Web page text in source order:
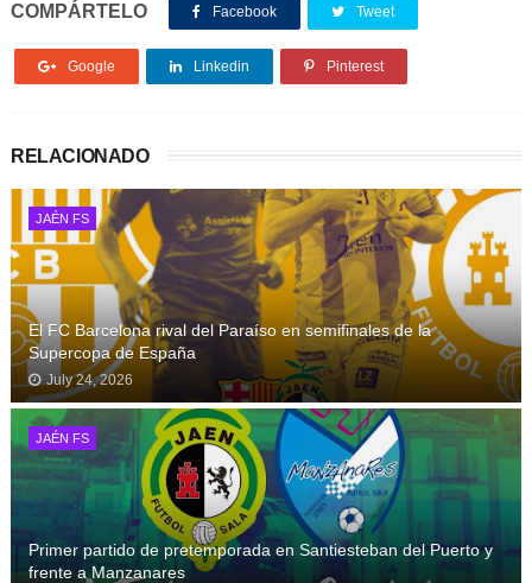
COMPÁRTELO Facebook Tweet
Google Linkedin Pinterest
RELACIONADO
JAÉN FS
El FC Barcelona rival del Paraíso en semifinales de la
Supercopa de España
July 24, 2026
JAÉN FS
Primer partido de pretemporada en Santiesteban del Puerto y
frente a Manzanares